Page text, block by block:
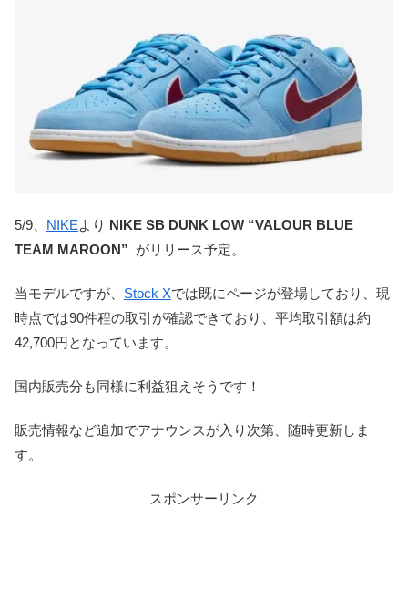
5/9、 NIKEより NIKE SB DUNK LOW “VALOUR BLUE
TEAM MAROON” がリリース予定。
当モデルですが、 Stock Xでは既にページが登場しており、現
時点では90件程の取引が確認できており、平均取引額は約
42,700円となっています。
国内販売分も同様に利益狙えそうです！
販売情報など追加でアナウンスが入り次第、随時更新しま
す。
スポンサーリンク